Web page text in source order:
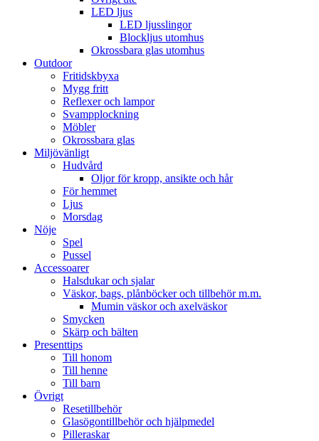
LED ljus
LED ljusslingor
Blockljus utomhus
Okrossbara glas utomhus
Outdoor
Fritidskbyxa
Mygg fritt
Reflexer och lampor
Svampplockning
Möbler
Okrossbara glas
Miljövänligt
Hudvård
Oljor för kropp, ansikte och hår
För hemmet
Ljus
Morsdag
Nöje
Spel
Pussel
Accessoarer
Halsdukar och sjalar
Väskor, bags, plånböcker och tillbehör m.m.
Mumin väskor och axelväskor
Smycken
Skärp och bälten
Presenttips
Till honom
Till henne
Till barn
Övrigt
Resetillbehör
Glasögontillbehör och hjälpmedel
Pilleraskar